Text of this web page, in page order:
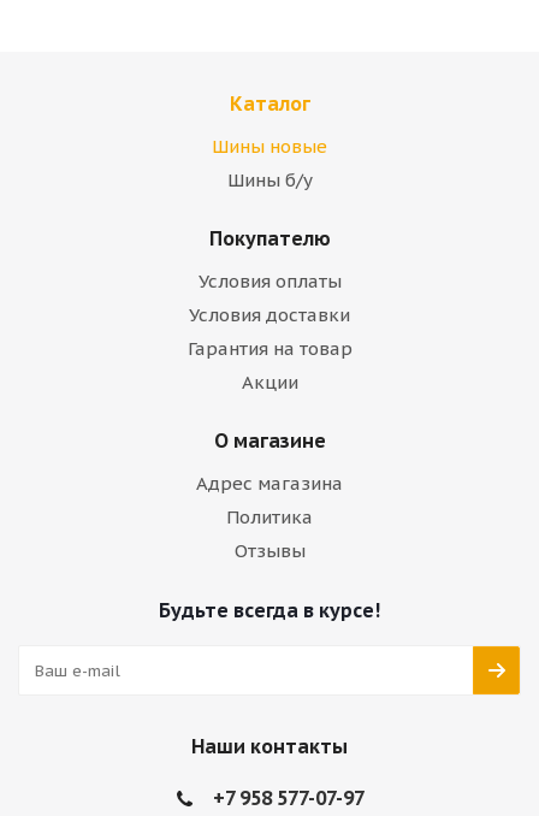
Каталог
Шины новые
Шины б/у
Покупателю
Условия оплаты
Условия доставки
Гарантия на товар
Акции
О магазине
Адрес магазина
Политика
Отзывы
Будьте всегда в курсе!
Наши контакты
+7 958 577-07-97